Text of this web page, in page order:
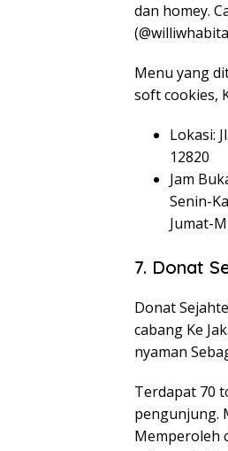
dan homey.
Menu yang
soft cookies,
Lokasi:
12820
Jam
Senin-
Jumat-
7. Donat
Donat
cabang Ke
nyaman
Terdapat 70
pengunjung.
Memperoleh